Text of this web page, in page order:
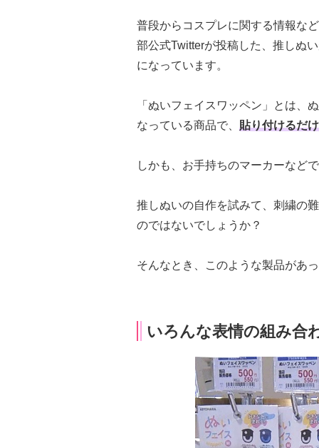
普段からコスプレに関する情報な
部公式Twitterが投稿した、推しぬ
になっています。
「ぬいフェイスワッペン」とは、
なっている商品で、 貼り付けるだ
しかも、お手持ちのマーカーなど
推しぬいの自作を試みて、刺繍の
のではないでしょうか？
そんなとき、このような製品があ
いろんな表情の組み合